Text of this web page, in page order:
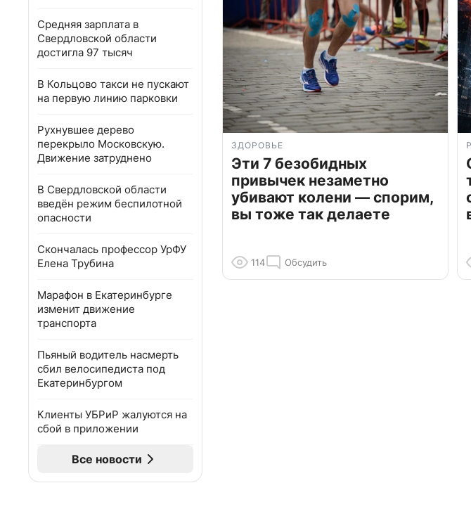
Средняя зарплата в
Свердловской области
достигла 97 тысяч
В Кольцово такси не пускают
на первую линию парковки
Рухнувшее дерево
перекрыло Московскую.
Движение затруднено
В Свердловской области
введён режим беспилотной
опасности
Скончалась профессор УрФУ
Елена Трубина
Марафон в Екатеринбурге
изменит движение
транспорта
Пьяный водитель насмерть
сбил велосипедиста под
Екатеринбургом
Клиенты УБРиР жалуются на
сбой в приложении
Все новости
ЗДОРОВЬЕ
Эти 7 безобидных
привычек незаметно
убивают колени — спорим,
вы тоже так делаете
114 Обсудить